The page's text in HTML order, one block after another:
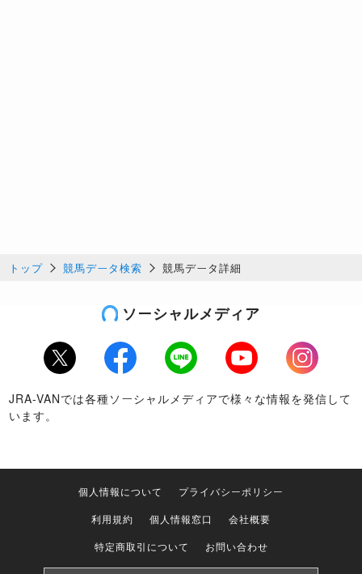
トップ 競馬データ検索 競馬データ詳細
ソーシャルメディア
Twitter Facebook LINE Youtube
Instagram
JRA-VANでは各種ソーシャルメディアで様々な情報を発信して
います。
個人情報について
プライバシーポリシー
利用規約
個人情報窓口
会社概要
特定商取引について
お問い合わせ